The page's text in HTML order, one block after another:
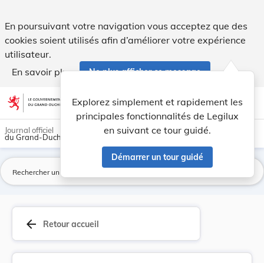
En poursuivant votre navigation vous acceptez que des
cookies soient utilisés afin d’améliorer votre expérience
utilisateur.
En savoir plus
Ne plus afficher ce message
Aller au contenu account_circle help Aide
Explorez simplement et rapidement les
principales fonctionnalités de Legilux
en suivant ce tour guidé.
Démarrer un tour guidé
light_mode dark_mode
Journal officiel
du Grand-Duché de Luxembourg
arrow_back Retour accueil